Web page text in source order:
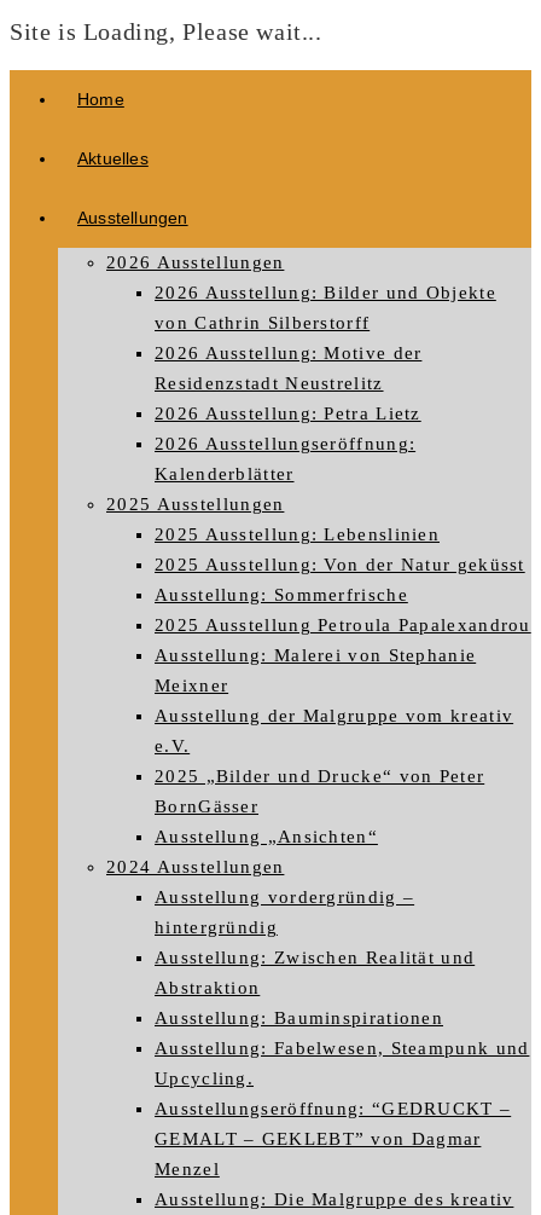
Site is Loading, Please wait...
Home
Aktuelles
Ausstellungen
2026 Ausstellungen
2026 Ausstellung: Bilder und Objekte
von Cathrin Silberstorff
2026 Ausstellung: Motive der
Residenzstadt Neustrelitz
2026 Ausstellung: Petra Lietz
2026 Ausstellungseröffnung:
Kalenderblätter
2025 Ausstellungen
2025 Ausstellung: Lebenslinien
2025 Ausstellung: Von der Natur geküsst
Ausstellung: Sommerfrische
2025 Ausstellung Petroula Papalexandrou
Ausstellung: Malerei von Stephanie
Meixner
Ausstellung der Malgruppe vom kreativ
e.V.
2025 „Bilder und Drucke“ von Peter
BornGässer
Ausstellung „Ansichten“
2024 Ausstellungen
Ausstellung vordergründig –
hintergründig
Ausstellung: Zwischen Realität und
Abstraktion
Ausstellung: Bauminspirationen
Ausstellung: Fabelwesen, Steampunk und
Upcycling.
Ausstellungseröffnung: “GEDRUCKT –
GEMALT – GEKLEBT” von Dagmar
Menzel
Ausstellung: Die Malgruppe des kreativ